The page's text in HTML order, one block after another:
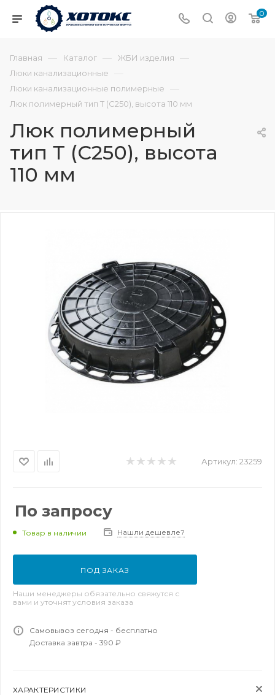
0
Главная — Каталог — ЖБИ изделия —
Люки канализационные —
Люки канализационные полимерные —
Люк полимерный тип Т (С250), высота 110 мм
Люк полимерный
тип Т (С250), высота
110 мм
Артикул: 23259
По запросу
Товар в наличии Нашли дешевле?
ПОД ЗАКАЗ
Наши менеджеры обязательно свяжутся с
вами и уточнят условия заказа
Самовывоз сегодня - бесплатно
Доставка завтра - 390 ₽
ХАРАКТЕРИСТИКИ